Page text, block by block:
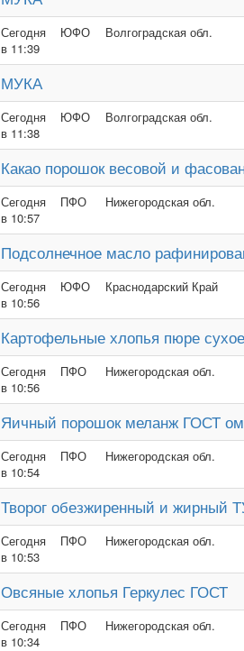
Сегодня
в 11:39
ЮФО Волгоградская обл.
МУКА
Сегодня
в 11:38
ЮФО Волгоградская обл.
Какао порошок весовой и
Сегодня
в 10:57
ПФО Нижегородская обл.
Подсолнечное масло
Сегодня
в 10:56
ЮФО Краснодарский Край
Картофельные хлопья пюре
Сегодня
в 10:56
ПФО Нижегородская обл.
Яичный порошок меланж ГОСТ
Сегодня
в 10:54
ПФО Нижегородская обл.
Творог обезжиренный и жирный
Сегодня
в 10:53
ПФО Нижегородская обл.
Овсяные хлопья Геркулес ГОСТ
Сегодня
в 10:34
ПФО Нижегородская обл.